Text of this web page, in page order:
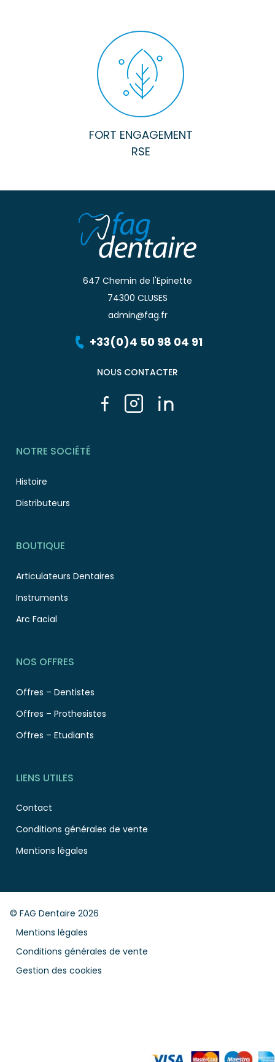
FORT ENGAGEMENT
RSE
647 Chemin de l'Epinette
74300 CLUSES
admin@fag.fr
+33(0)4 50 98 04 91
NOUS CONTACTER
NOTRE SOCIÉTÉ
Histoire
Distributeurs
BOUTIQUE
Articulateurs Dentaires
Instruments
Arc Facial
NOS OFFRES
Offres – Dentistes
Offres – Prothesistes
Offres – Etudiants
LIENS UTILES
Contact
Conditions générales de vente
Mentions légales
© FAG Dentaire 2026
Mentions légales
Conditions générales de vente
Gestion des cookies